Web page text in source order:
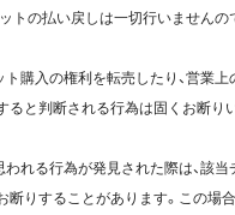
トの払い戻しは一切行いませんの
購入の権利を転売したり、営業上
ると判断される行為は固くお断り
れる行為が発見された際は、該当
断りすることがあります。この場合